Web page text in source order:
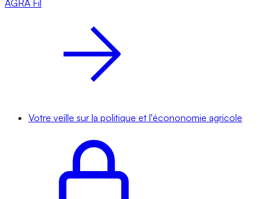
AGRA Fil
Votre veille sur la politique et l'écononomie agricole